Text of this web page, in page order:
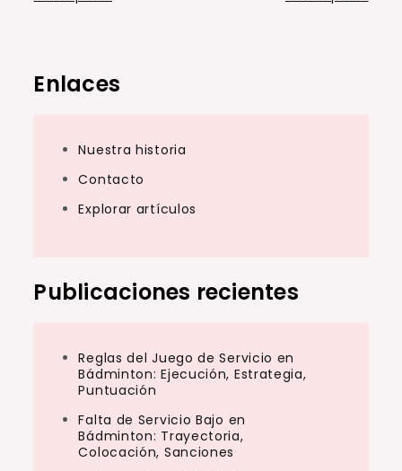
Enlaces
Nuestra historia
Contacto
Explorar artículos
Publicaciones recientes
Reglas del Juego de Servicio en
Bádminton: Ejecución, Estrategia,
Puntuación
Falta de Servicio Bajo en
Bádminton: Trayectoria,
Colocación, Sanciones